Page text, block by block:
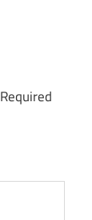
Required